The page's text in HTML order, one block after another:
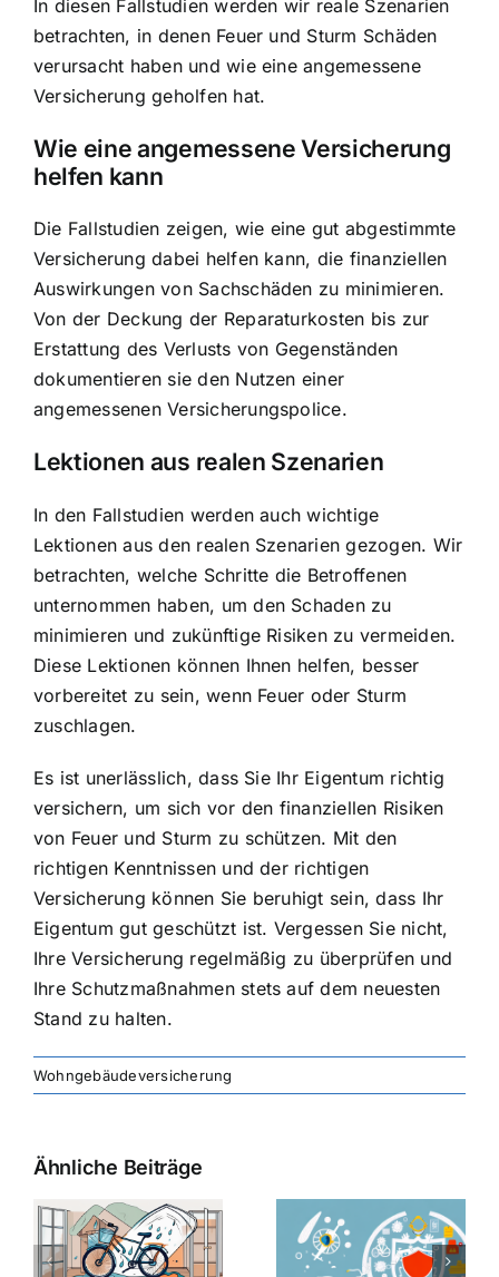
In diesen Fallstudien werden wir reale Szenarien
betrachten, in denen Feuer und Sturm Schäden
verursacht haben und wie eine angemessene
Versicherung geholfen hat.
Wie eine angemessene Versicherung
helfen kann
Die Fallstudien zeigen, wie eine gut abgestimmte
Versicherung dabei helfen kann, die finanziellen
Auswirkungen von Sachschäden zu minimieren.
Von der Deckung der Reparaturkosten bis zur
Erstattung des Verlusts von Gegenständen
dokumentieren sie den Nutzen einer
angemessenen Versicherungspolice.
Lektionen aus realen Szenarien
In den Fallstudien werden auch wichtige
Lektionen aus den realen Szenarien gezogen. Wir
betrachten, welche Schritte die Betroffenen
unternommen haben, um den Schaden zu
minimieren und zukünftige Risiken zu vermeiden.
Diese Lektionen können Ihnen helfen, besser
vorbereitet zu sein, wenn Feuer oder Sturm
zuschlagen.
Es ist unerlässlich, dass Sie Ihr Eigentum richtig
versichern, um sich vor den finanziellen Risiken
von Feuer und Sturm zu schützen. Mit den
richtigen Kenntnissen und der richtigen
Versicherung können Sie beruhigt sein, dass Ihr
Eigentum gut geschützt ist. Vergessen Sie nicht,
Ihre Versicherung regelmäßig zu überprüfen und
Ihre Schutzmaßnahmen stets auf dem neuesten
Stand zu halten.
Wohngebäudeversicherung
Ähnliche Beiträge